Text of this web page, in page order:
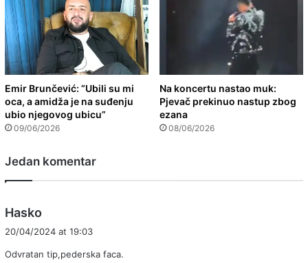
Emir Brunčević: “Ubili su mi
oca, a amidža je na suđenju
ubio njegovog ubicu”
09/06/2026
Na koncertu nastao muk:
Pjevač prekinuo nastup zbog
ezana
08/06/2026
Jedan komentar
Hasko
s
20/04/2024 at 19:03
Odvratan tip,pederska faca.